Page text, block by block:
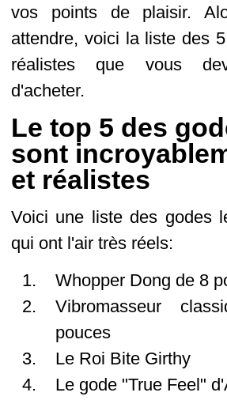
vos points de plaisir.
attendre, voici la liste des
réalistes que vous
d'acheter.
Le top 5 des
sont
et réalistes
Voici une liste des godes
qui ont l'air très réels:
Whopper Dong de 8
Vibromasseur
pouces
Le Roi Bite Girthy
Le gode "True Feel"